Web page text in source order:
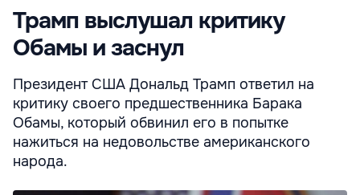
Трамп выслушал критику
Обамы и заснул
Президент США Дональд Трамп ответил на
критику своего предшественника Барака
Обамы, который обвинил его в попытке
нажиться на недовольстве американского
народа.